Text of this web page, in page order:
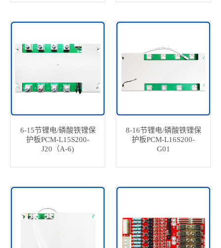
6-15节锂电/磷酸铁锂保
护板PCM-L15S200-
J20（A-6)
8-16节锂电/磷酸铁锂保
护板PCM-L16S200-
G01